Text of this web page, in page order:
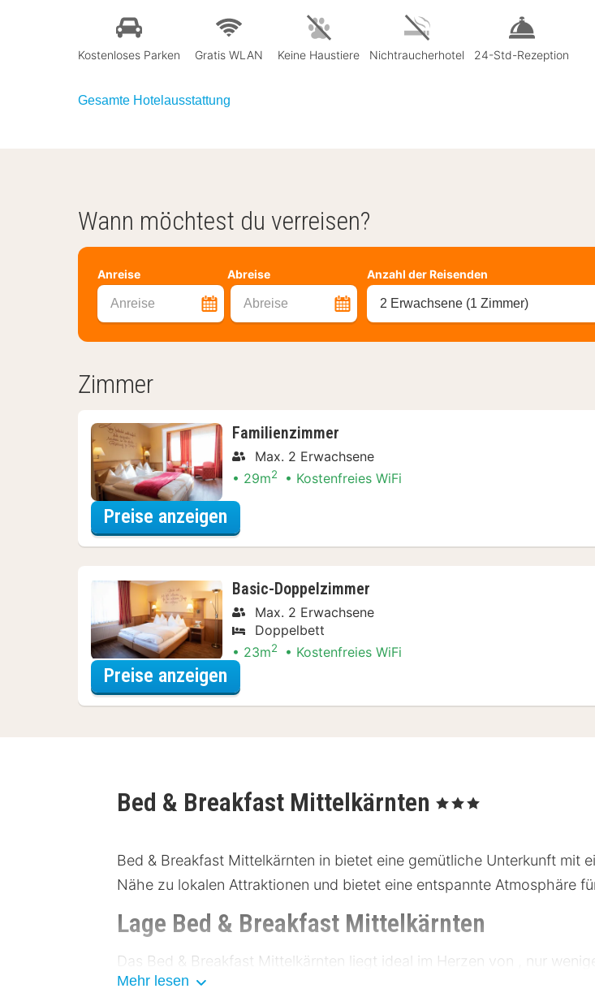
Kostenloses Parken Gratis WLAN Keine Haustiere Nichtraucherhotel 24-Std-Rezeption
Gesamte Hotelausstattung
Wann möchtest du verreisen?
Anreise Abreise
Anreise Abreise
Anzahl der Reisenden
2 Erwachsene (1 Zimmer)
Zimmer
Familienzimmer
Max. 2 Erwachsene
29m2 Kostenfreies WiFi
Preise anzeigen
Basic-Doppelzimmer
Max. 2 Erwachsene
Doppelbett
23m2 Kostenfreies WiFi
Preise anzeigen
Bed & Breakfast Mittelkärnten , 3 Sterne
Bed & Breakfast Mittelkärnten in bietet eine gemütliche Unterkunft mit
Nähe zu lokalen Attraktionen und bietet eine entspannte Atmosphäre
Lage Bed & Breakfast Mittelkärnten
Das Bed & Breakfast Mittelkärnten liegt ideal im Herzen von , nur
ermöglicht es den Gästen, die kulturellen Highlights der Region
Mehr lesen